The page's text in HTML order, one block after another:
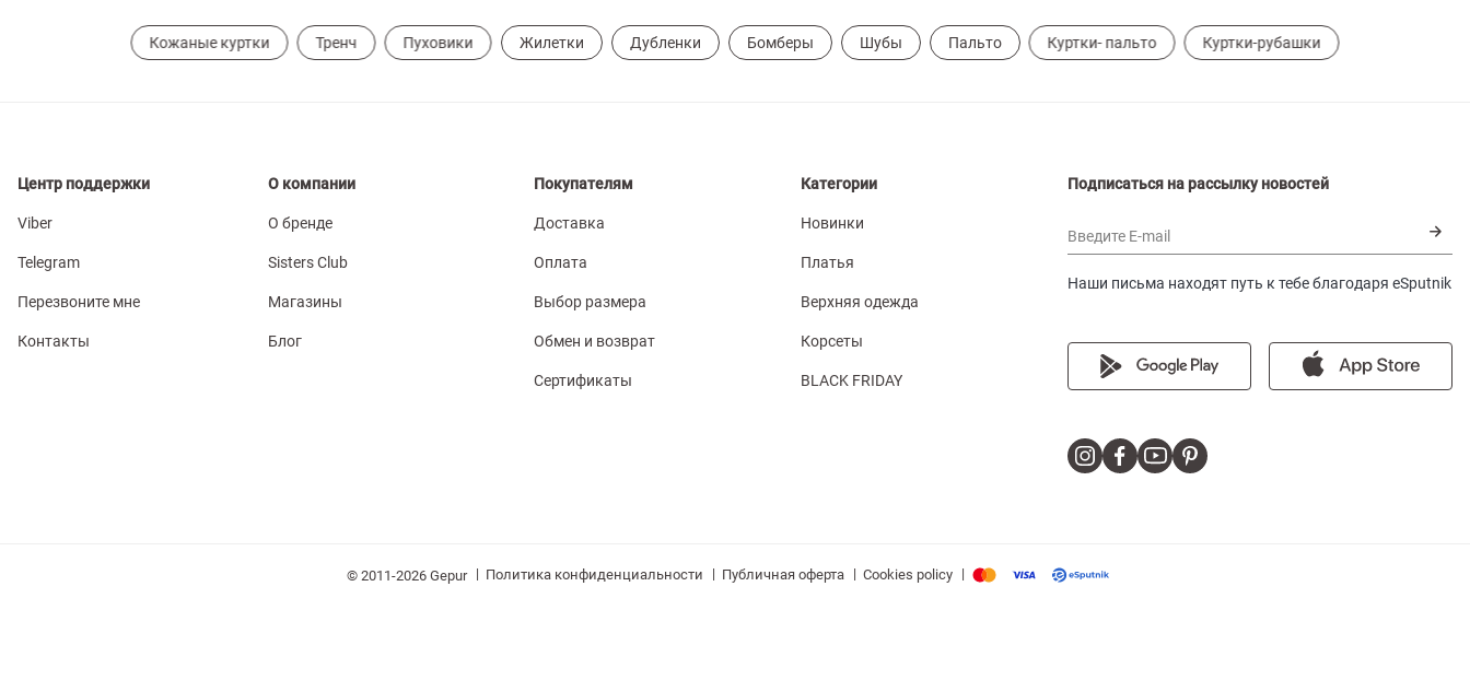
Кожаные куртки Тренч Пуховики Жилетки Дубленки Бомберы Шубы Пальто Куртки- пальто Куртки-рубашки
Центр поддержки
Viber
Telegram
Перезвоните мне
Контакты
О компании
О бренде
Sisters Club
Магазины
Блог
Покупателям
Доставка
Оплата
Выбор размера
Обмен и возврат
Сертификаты
Категории
Новинки
Платья
Верхняя одежда
Корсеты
BLACK FRIDAY
Подписаться на рассылку новостей
Введите E-mail
Наши письма находят путь к тебе благодаря eSputnik
© 2011-2026 Gepur | Политика конфиденциальности | Публичная оферта | Cookies policy |